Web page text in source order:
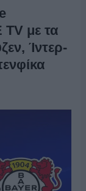
TV με τα
Ίντερ-